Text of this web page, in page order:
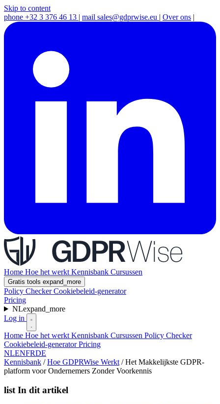
Skip to content
phone +32 3 376 46 13 | mail sales@gdprwise.eu | Over ons |
Home Hoe het werkt Kennisbank Cursussen
Gratis tools expand_more
Policy CheckerCookiebeleid-generator
Pricing
NLexpand_more
Log in
Home Hoe het werkt Kennisbank Cursussen Policy Checker
Cookiebeleid-generatorPricing
NLENFRDE
Kennisbank / Hoe GDPRWise Werkt / Het Makkelijkste GDPR-
platform voor Ondernemers Zonder Voorkennis
list In dit artikel